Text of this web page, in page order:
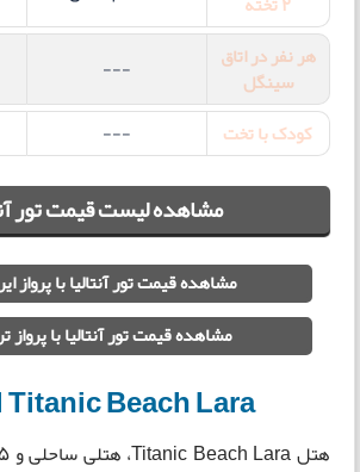
هر نفر در اتاق
سینگل ---
کودک با تخت
---
مشاهده لیست قیمت تور
مشاهده قیمت تور آنتالیا با پرواز
مشاهده قیمت تور آنتالیا با پرواز
Beach Lara